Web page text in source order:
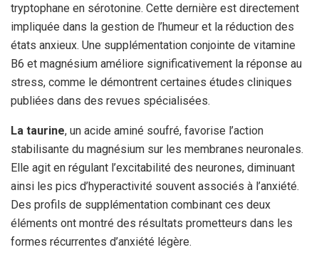
tryptophane en sérotonine. Cette dernière est directement
impliquée dans la gestion de l’humeur et la réduction des
états anxieux. Une supplémentation conjointe de vitamine
B6 et magnésium améliore significativement la réponse au
stress, comme le démontrent certaines études cliniques
publiées dans des revues spécialisées.
La taurine, un acide aminé soufré, favorise l’action
stabilisante du magnésium sur les membranes neuronales.
Elle agit en régulant l’excitabilité des neurones, diminuant
ainsi les pics d’hyperactivité souvent associés à l’anxiété.
Des profils de supplémentation combinant ces deux
éléments ont montré des résultats prometteurs dans les
formes récurrentes d’anxiété légère.